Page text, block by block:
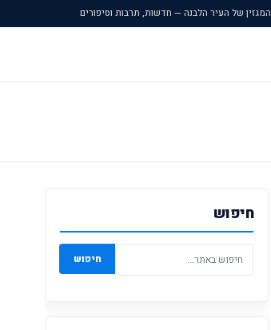
המגזין של העיר הלבנה — חדשות, תרבות וסיפורים
חיפוש
חיפוש